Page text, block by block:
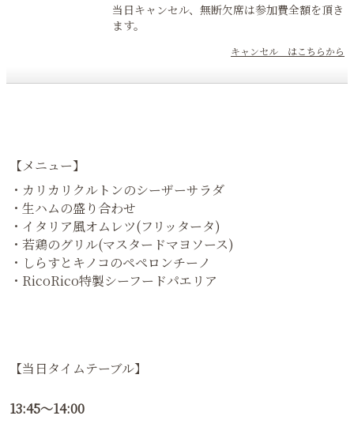
当日キャンセル、無断欠席は参加費全額を頂き
ます。
キャンセル はこちらから
【メニュー】
・カリカリクルトンのシーザーサラダ
・生ハムの盛り合わせ
・イタリア風オムレツ(フリッタータ)
・若鶏のグリル(マスタードマヨソース)
・しらすとキノコのペペロンチーノ
・RicoRico特製シーフードパエリア
【当日タイムテーブル】
13:45～14:00